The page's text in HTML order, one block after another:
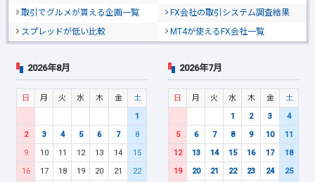
取引でグルメが貰える企画一覧
FX会社の取引システム調査結果
スプレッドが低い比較
MT4が使えるFX会社一覧
2026年8月
日 月 火 水 木 金
土
1
2
3 4 5 6 7
8
9
10 11 12 13 14
15
16
17 18 19 20 21
22
2026年7月
日 月 火 水 木 金
土
1
2 3
4
5
6 7 8 9 10
11
12
13 14 15 16 17
18
19
20 21 22 23 24
25